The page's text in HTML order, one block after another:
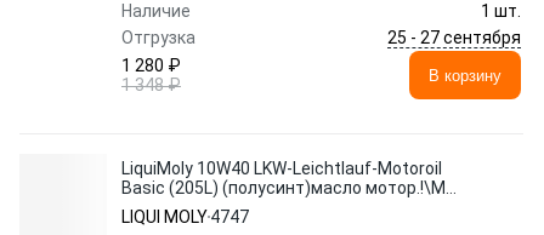
Наличие
1 шт.
Отгрузка
25 - 27 сентября
1 280 ₽
1 348 ₽
В корзину
LiquiMoly 10W40 LKW-Leichtlauf-Motoroil
Basic (205L) (полусинт)масло мотор.!\MB
228.3/229.1
LIQUI MOLY4747